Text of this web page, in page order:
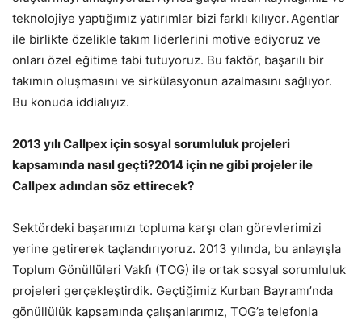
teknolojiye yaptığımız yatırımlar bizi farklı kılıyor.Agentlar
ile birlikte özelikle takım liderlerini motive ediyoruz ve
onları özel eğitime tabi tutuyoruz. Bu faktör, başarılı bir
takımın oluşmasını ve sirkülasyonun azalmasını sağlıyor.
Bu konuda iddialıyız.
2013 yılı Callpex için sosyal sorumluluk projeleri
kapsamında nasıl geçti?2014 için ne gibi projeler ile
Callpex adından söz ettirecek?
Sektördeki başarımızı topluma karşı olan görevlerimizi
yerine getirerek taçlandırıyoruz. 2013 yılında, bu anlayışla
Toplum Gönüllüleri Vakfı (TOG) ile ortak sosyal sorumluluk
projeleri gerçekleştirdik. Geçtiğimiz Kurban Bayramı’nda
gönüllülük kapsamında çalışanlarımız, TOG’a telefonla